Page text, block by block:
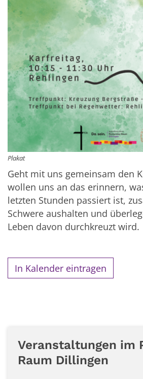
Plakat
Geht mit uns gemeinsam den
wollen uns an das erinnern,
letzten Stunden passiert ist,
Schwere aushalten und
Leben davon durchkreuzt wird.
In Kalender eintragen
Veranstaltungen im
Raum Dillingen